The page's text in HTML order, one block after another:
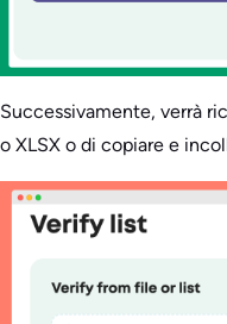
Successivamente, verrà
o XLSX o di copiare e